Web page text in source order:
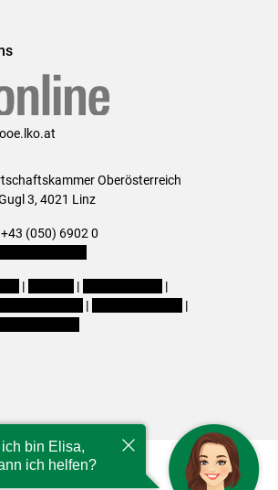
Oberösterreich
3, 4021 Linz
(050) 6902 0
| |
|
|
|
bin Elisa,
ich helfen?